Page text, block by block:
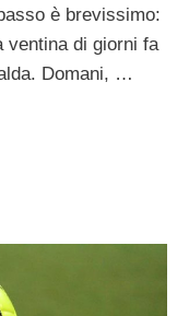
è brevissimo:
ventina di giorni fa
Domani, …